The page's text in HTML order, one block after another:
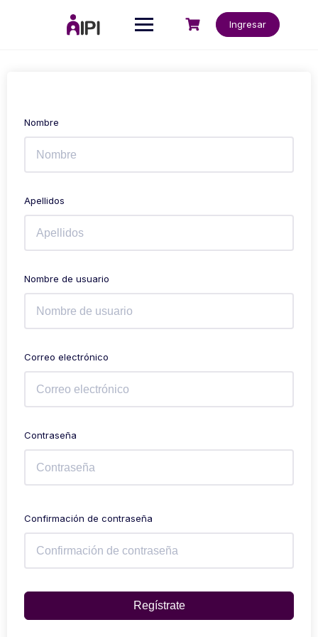
Ingresar
Nombre
Apellidos
Nombre de usuario
Correo electrónico
Contraseña
Confirmación de contraseña
Regístrate